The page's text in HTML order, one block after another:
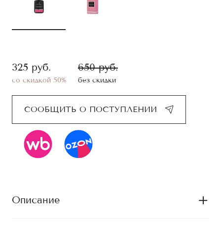
325 руб.
со скидкой 50%
650руб.
без скидки
СООБЩИТЬ О ПОСТУПЛЕНИИ
Описание